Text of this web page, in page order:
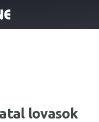
lovasok